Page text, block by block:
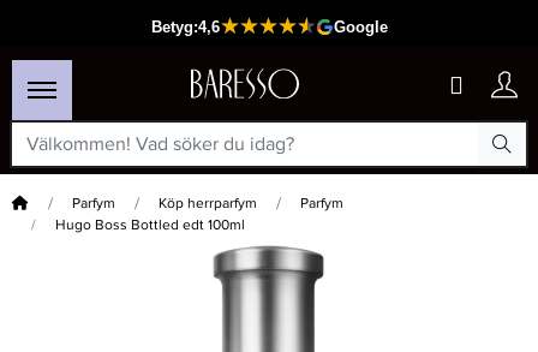
Hem Parfym Köp herrparfym
Parfym
Hugo Boss Bottled edt 100ml
Passar din varukorg